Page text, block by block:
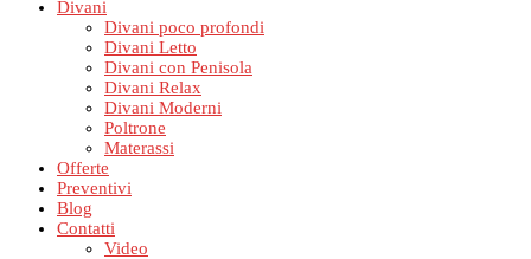
Divani
Divani poco profondi
Divani Letto
Divani con Penisola
Divani Relax
Divani Moderni
Poltrone
Materassi
Offerte
Preventivi
Blog
Contatti
Video